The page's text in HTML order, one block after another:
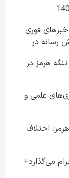
خبرهای فوری
رسانه در
هرمز در
علمی و
اختلاف
می‌گذارد+